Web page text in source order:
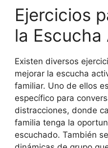
Ejercicios
la Escucha
Existen diversos
mejorar la escucha
familiar. Uno de ellos
específico para
distracciones, donde
familia tenga la
escuchado. También